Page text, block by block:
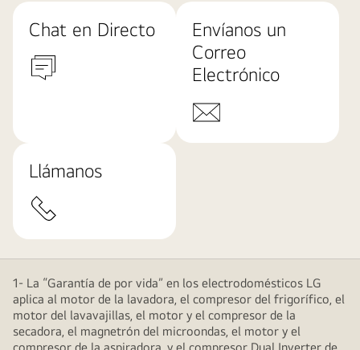
Chat en Directo
Envíanos un
Correo
Electrónico
Llámanos
1- La “Garantía de por vida” en los electrodomésticos LG
aplica al motor de la lavadora, el compresor del frigorífico, el
motor del lavavajillas, el motor y el compresor de la
secadora, el magnetrón del microondas, el motor y el